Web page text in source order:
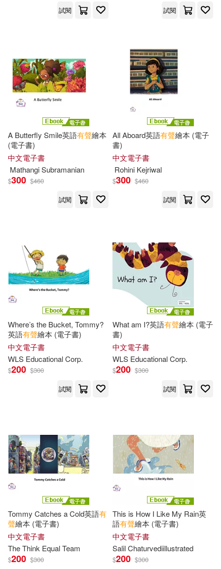
外國語研究發展中心(32)
許小明（主編）(32)
高島匡弘(32) Aaron(31)
Mary Elizabeth(31) Nick(31)
Rosa(31) Rottenberg(31)
人民教育出版社(31)
文心（主編）(31)
日本語檢定協會(31)
松本紀子(31)
田榮俊(31) 鄭樹棠(31)
（法）雨果(31) Charles(30)
Charlesworth(30)
Hugo(30) Katie(30)
McGuffey(30)
Meg(30) Owain Mckimm(30)
Sharon(30) Various(30)
遠東圖書(131)
濟南出版社(130)
中國醫藥科技出版社(128)
野人(128) 書林(127)
北京燕山出版社(126)
教育部(126)
江蘇科學技術出版社(125)
湖南師範大學出版社(124)
經濟科學出版社(124)
Taylor & Francis Asia Pacific(122)
吉林人民出版社(122)
浙江人民美術出版社(121)
中國書籍出版社(120)
中國電力出版社(120)
試閱
試閱
A Butterfly Smile英語有聲繪本
(電子書)
中文電子書
Mathangi Subramanian
$300 $460
試閱
All Aboard英語有聲繪本 (電子
書)
中文電子書
Rohini Kejriwal
$300 $460
試閱
Where’s the Bucket, Tommy?
英語有聲繪本 (電子書)
中文電子書
WLS Educational Corp.
$200 $300
試閱
What am I?英語有聲繪本 (電子
書)
中文電子書
WLS Educational Corp.
$200 $300
試閱
Tommy Catches a Cold英語有
聲繪本 (電子書)
中文電子書
The Think Equal Team
$200 $300
This is How I Like My Rain英
語有聲繪本 (電子書)
中文電子書
Salil Chaturvediillustrated
$200 $300